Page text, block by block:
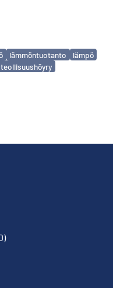
lämmöntuotanto
lämpö
teollisuushöyry